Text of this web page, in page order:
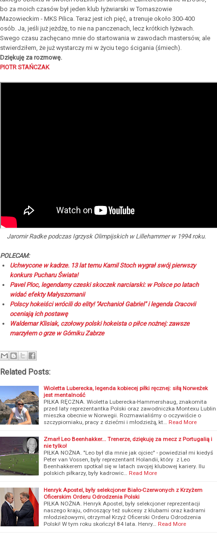
bo za moich czasów był jeden klub łyżwiarski w Tomaszowie
Mazowieckim - MKS Pilica. Teraz jest ich pięć, a trenuje około 300-400
osób. Ja, jeśli już jeżdżę, to nie na panczenach, lecz krótkich łyżwach.
Swego czasu zachęcano mnie do startowania w zawodach mastersów, ale
stwierdziłem, że już wystarczy mi w życiu tego ścigania (śmiech).
Dziękuję za rozmowę.
PIOTR STAŃCZAK
Jaromir Radke podczas Igrzysk Olimpijskich w Lillehammer w 1994 roku.
POLECAM:
Uchwycone w kadrze. 13 lat temu Kamil Stoch wygrał swój pierwszy
konkurs Pucharu Świata!
Pavel Ploc, legendarny czeski skoczek narciarski: w Polsce po latach
widać efekty Małyszomanii
Polscy hokeiści wrócili do elity! "Archanioł Gabriel" i legenda Cracovii
oceniają ich postawę
Waldemar Klisiak, czołowy polski hokeista o piłce nożnej: zawsze
marzyłem o grze w Górniku Zabrze
Related Posts:
Wioletta Luberecka, legenda kobiecej piłki ręcznej: siłą Norweżek
jest mentalność
PIŁKA RĘCZNA. Wioletta Luberecka-Hammershaug, znakomita
przed laty reprezentantka Polski oraz zawodniczka Montexu Lublin
mieszka obecnie w Norwegii. Rozmawialiśmy o oczywiście o
szczypiorniaku, pracy z dziećmi i młodzieżą, kt… Read More
Zmarł Leo Beenhakker... Trenerze, dziękuję za mecz z Portugalią i
nie tylko!
PIŁKA NOŻNA. "Leo był dla mnie jak ojciec" - powiedział mi kiedyś
Peter van Vossen, były reprezentant Holandii, który z Leo
Beenhakkerem spotkał się w latach swojej klubowej kariery. Ilu
polskich piłkarzy, były kadrowic… Read More
Henryk Apostel, były selekcjoner Biało-Czerwonych z Krzyżem
Oficerskim Orderu Odrodzenia Polski
PIŁKA NOŻNA. Henryk Apostel, były selekcjoner reprezentacji
naszego kraju, odnoszący też sukcesy z klubami oraz kadrami
młodzieżowymi, otrzymał Krzyż Oficerski Orderu Odrodzenia
Polski! W tym roku skończył 84 lata. Henry… Read More